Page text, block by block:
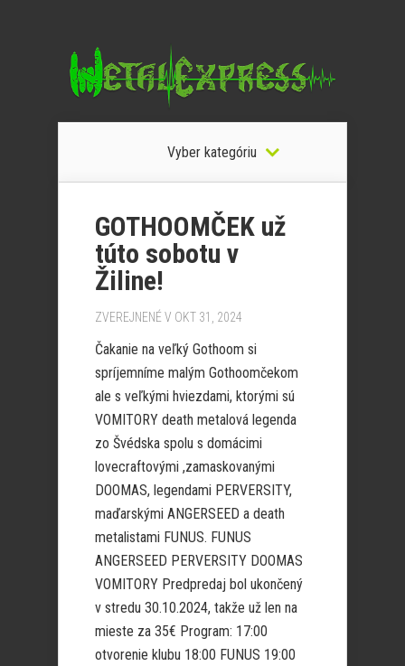
Vyber kategóriu
GOTHOOMČEK už
túto sobotu v
Žiline!
ZVEREJNENÉ V OKT 31, 2024
Čakanie na veľký Gothoom si
spríjemníme malým Gothoomčekom
ale s veľkými hviezdami, ktorými sú
VOMITORY death metalová legenda
zo Švédska spolu s domácimi
lovecraftovými ,zamaskovanými
DOOMAS, legendami PERVERSITY,
maďarskými ANGERSEED a death
metalistami FUNUS. FUNUS
ANGERSEED PERVERSITY DOOMAS
VOMITORY Predpredaj bol ukončený
v stredu 30.10.2024, takže už len na
mieste za 35€ Program: 17:00
otvorenie klubu 18:00 FUNUS 19:00